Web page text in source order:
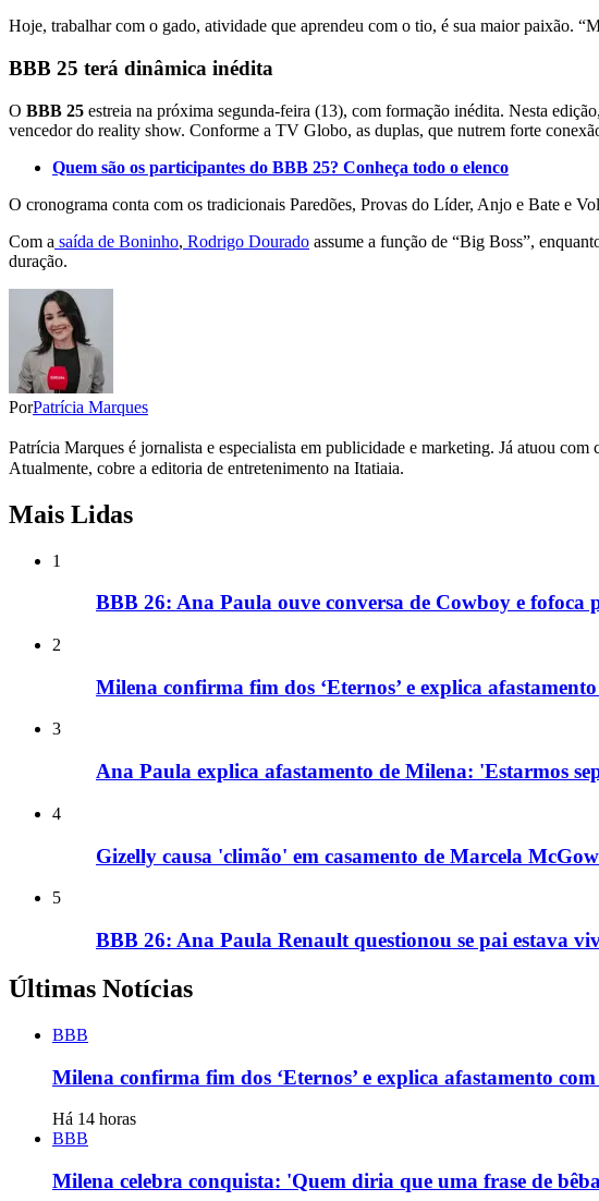
Hoje, trabalhar com o gado, atividade que aprendeu com o tio, é sua maior paixão.
BBB 25 terá dinâmica inédita
O BBB 25 estreia na próxima segunda-feira (13), com formação inédita. Nesta
vencedor do reality show. Conforme a TV Globo, as duplas, que nutrem forte
Quem são os participantes do BBB 25? Conheça todo o elenco
O cronograma conta com os tradicionais Paredões, Provas do Líder, Anjo e Bate e
Com a saída de Boninho, Rodrigo Dourado assume a função de “Big Boss”,
duração.
PorPatrícia Marques
Patrícia Marques é jornalista e especialista em publicidade e marketing. Já atuou
Atualmente, cobre a editoria de entretenimento na Itatiaia.
Mais Lidas
1
BBB 26: Ana Paula ouve conversa de Cowboy e fofoca
2
Milena confirma fim dos ‘Eternos’ e explica
3
Ana Paula explica afastamento de Milena: 'Estarmos
4
Gizelly causa 'climão' em casamento de Marcela
5
BBB 26: Ana Paula Renault questionou se pai estava
Últimas Notícias
BBB
Milena confirma fim dos ‘Eternos’ e explica afastamento
Há 14 horas
BBB
Milena celebra conquista: 'Quem diria que uma frase de